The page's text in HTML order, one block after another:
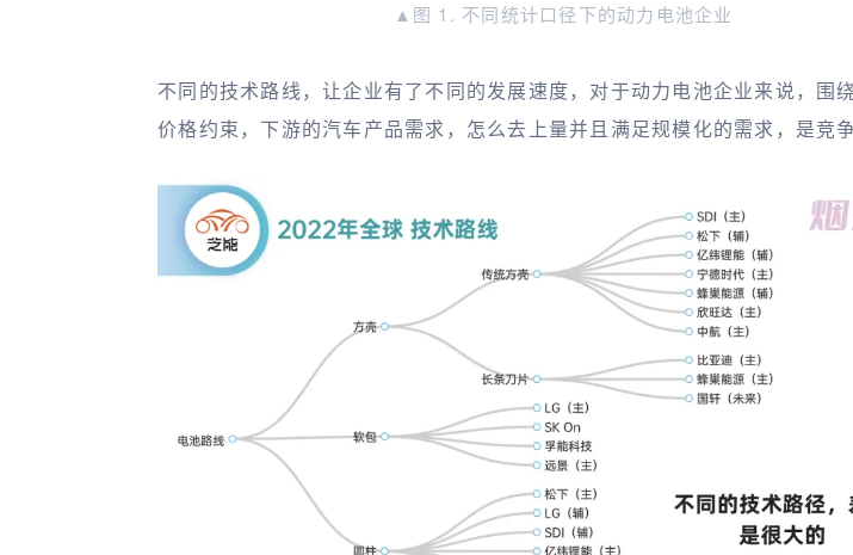
▲图 1. 不同统计口径下的动力电池企业
不同的技术路线，让企业有了不同的发展速度，对于动力电池企业来说，围
价格约束，下游的汽车产品需求，怎么去上量并且满足规模化的需求，是竞争